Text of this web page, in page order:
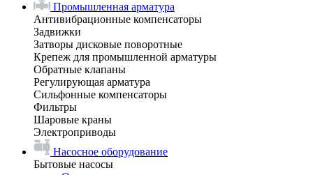
Промышленная арматура
Антивибрационные компенсаторы
Задвижки
Затворы дисковые поворотные
Крепеж для промышленной арматуры
Обратные клапаны
Регулирующая арматура
Сильфонные компенсаторы
Фильтры
Шаровые краны
Электроприводы
Насосное оборудование
Бытовые насосы